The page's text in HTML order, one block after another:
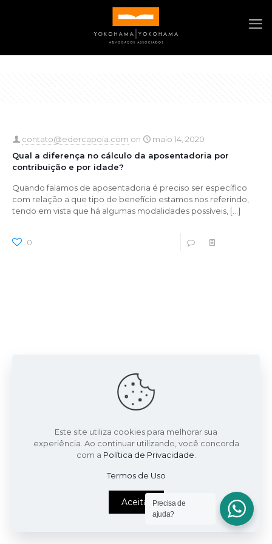
contato@edercapoia.com on
maio 14, 2020
Qual a diferença no cálculo da aposentadoria por
contribuição e por idade?
Quando falamos de aposentadoria é preciso ser específico
com relação a que tipo de benefício estamos nos referindo,
tendo em vista que há algumas modalidades possíveis, […]
0
Este site utiliza cookies para melhorar sua
experiência. Ao continuar utilizando, você concorda
com a Política de Privacidade
Termos de Uso
Aceitar
Precisa de
ajuda?